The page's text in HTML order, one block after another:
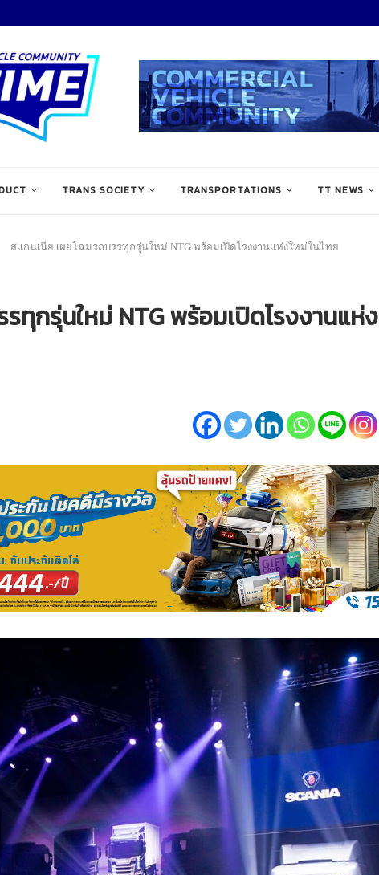
TRANS SOCIETY TRANSPORTATIONS TT NEWS
สแกนเนีย เผยโฉมรถบรรทุกรุ่นใหม่ NTG พร้อมเปิดโรงงานแห่งใหม่ในไทย
ทุกรุ่นใหม่ NTG พร้อมเปิดโรงงานแห่ง